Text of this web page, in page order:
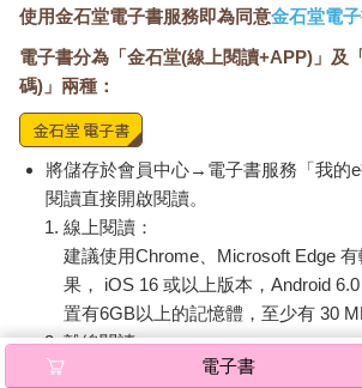
使用金石堂電子書服務即為同意金石堂電
電子書分為「金石堂(線上閱讀+APP)」及
碼)」兩種：
將儲存於會員中心→電子書服務「我的
閱讀直接開啟閱讀。
線上閱讀：
建議使用Chrome、Microsoft Edge
果， iOS 16 或以上版本，Android
置有6GB以上的記憶體，至少有 30
離線閱讀：
Android
電子書